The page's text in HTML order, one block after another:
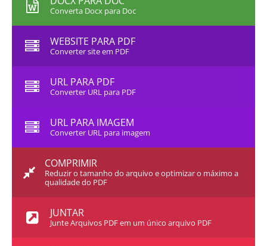
Converta Docx para Doc
WEBSITE PARA PDF
Converter site em PDF
URL PARA PDF
Converter URL para PDF
URL PARA IMAGEM
Converter URL para imagem
COMPRIMIR
Reduzir o tamanho do arquivo e optimizar o máximo a
qualidade do PDF
JUNTAR
Junte Arquivos PDF em um único arquivo PDF